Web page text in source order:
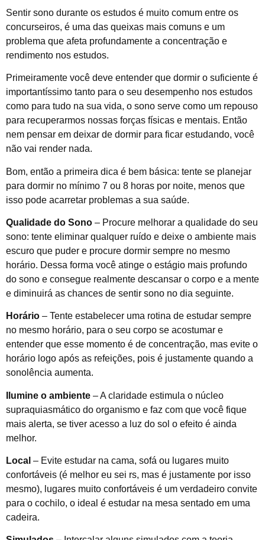
Sentir sono durante os estudos é muito comum entre os
concurseiros, é uma das queixas mais comuns e um
problema que afeta profundamente a concentração e
rendimento nos estudos.
Primeiramente você deve entender que dormir o suficiente é
importantíssimo tanto para o seu desempenho nos estudos
como para tudo na sua vida, o sono serve como um repouso
para recuperarmos nossas forças físicas e mentais. Então
nem pensar em deixar de dormir para ficar estudando, você
não vai render nada.
Bom, então a primeira dica é bem básica: tente se planejar
para dormir no mínimo 7 ou 8 horas por noite, menos que
isso pode acarretar problemas a sua saúde.
Qualidade do Sono – Procure melhorar a qualidade do seu
sono: tente eliminar qualquer ruído e deixe o ambiente mais
escuro que puder e procure dormir sempre no mesmo
horário. Dessa forma você atinge o estágio mais profundo
do sono e consegue realmente descansar o corpo e a mente
e diminuirá as chances de sentir sono no dia seguinte.
Horário – Tente estabelecer uma rotina de estudar sempre
no mesmo horário, para o seu corpo se acostumar e
entender que esse momento é de concentração, mas evite o
horário logo após as refeições, pois é justamente quando a
sonolência aumenta.
Ilumine o ambiente – A claridade estimula o núcleo
supraquiasmático do organismo e faz com que você fique
mais alerta, se tiver acesso a luz do sol o efeito é ainda
melhor.
Local – Evite estudar na cama, sofá ou lugares muito
confortáveis (é melhor eu sei rs, mas é justamente por isso
mesmo), lugares muito confortáveis é um verdadeiro convite
para o cochilo, o ideal é estudar na mesa sentado em uma
cadeira.